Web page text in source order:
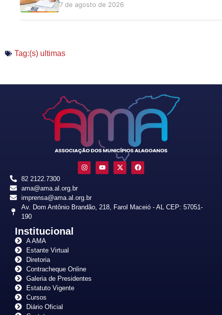
7 de agosto de 2026
Tag:(s) ultimas
82 2122.7300
ama@ama.al.org.br
imprensa@ama.al.org.br
Av. Dom Antônio Brandão, 218, Farol Maceió - AL CEP: 57051-
190
Institucional
A AMA
Estante Virtual
Diretoria
Contracheque Online
Galeria de Presidentes
Estatuto Vigente
Cursos
Diário Oficial